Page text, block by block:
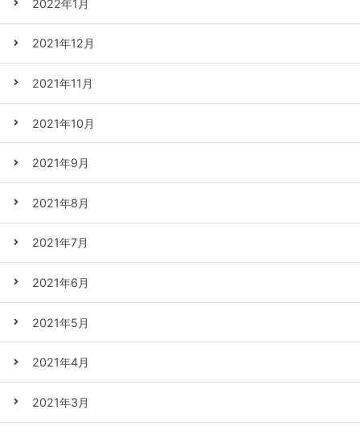
2022年1月
2021年12月
2021年11月
2021年10月
2021年9月
2021年8月
2021年7月
2021年6月
2021年5月
2021年4月
2021年3月